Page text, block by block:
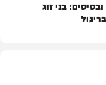
בני זוג